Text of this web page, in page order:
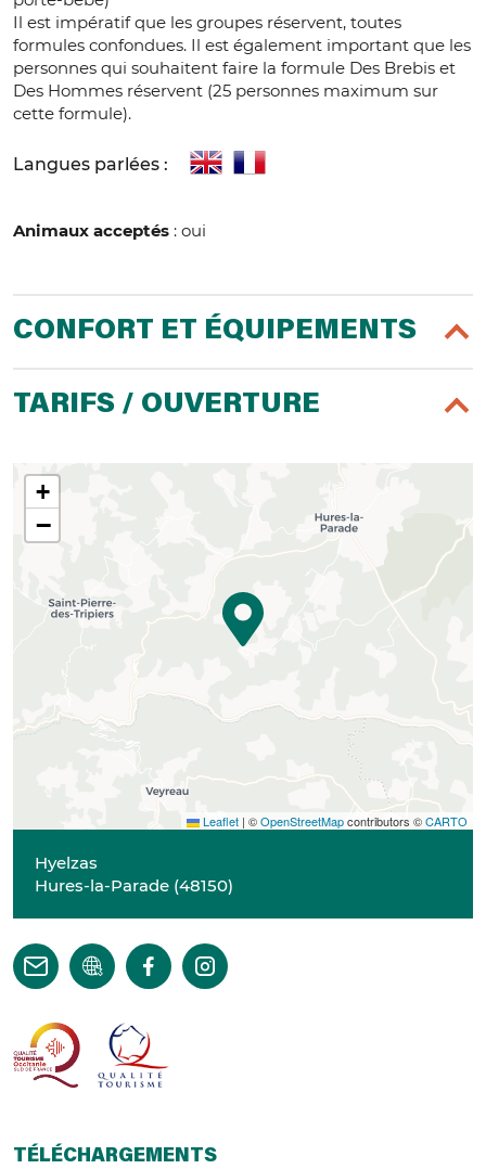
Il est impératif que les groupes réservent, toutes
formules confondues. Il est également important que les
personnes qui souhaitent faire la formule Des Brebis et
Des Hommes réservent (25 personnes maximum sur
cette formule).
Langues parlées :
Animaux acceptés : oui
CONFORT ET ÉQUIPEMENTS
TARIFS / OUVERTURE
+
−
Leaflet | ©OpenStreetMapcontributors ©CARTO
Hyelzas
Hures-la-Parade (48150)
TÉLÉCHARGEMENTS